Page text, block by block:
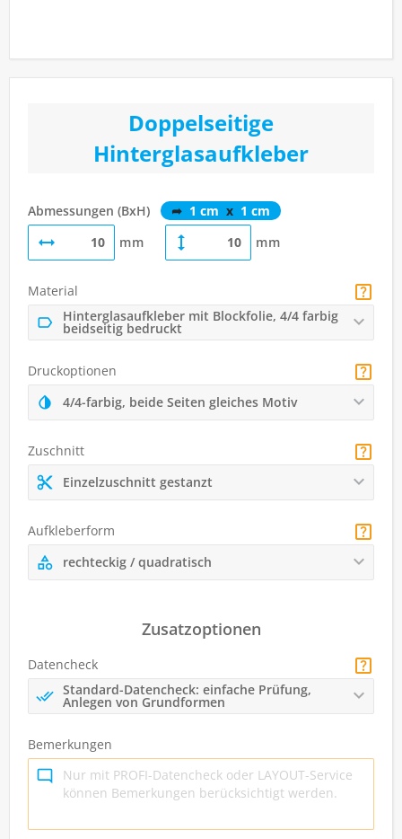
Doppelseitige
Hinterglasaufkleber
Material
Hinterglasaufkleber mit Blockfolie, 4/4 farbig
beidseitig bedruckt
Abmessungen (BxH) ➦ 1 cm x 1 cm
mm
mm
Druckoptionen
4/4-farbig, beide Seiten gleiches Motiv
Zuschnitt
Einzelzuschnitt gestanzt
Aufkleberform
rechteckig / quadratisch
Zusatzoptionen
Datencheck
Standard-Datencheck: einfache Prüfung,
Anlegen von Grundformen
Bemerkungen